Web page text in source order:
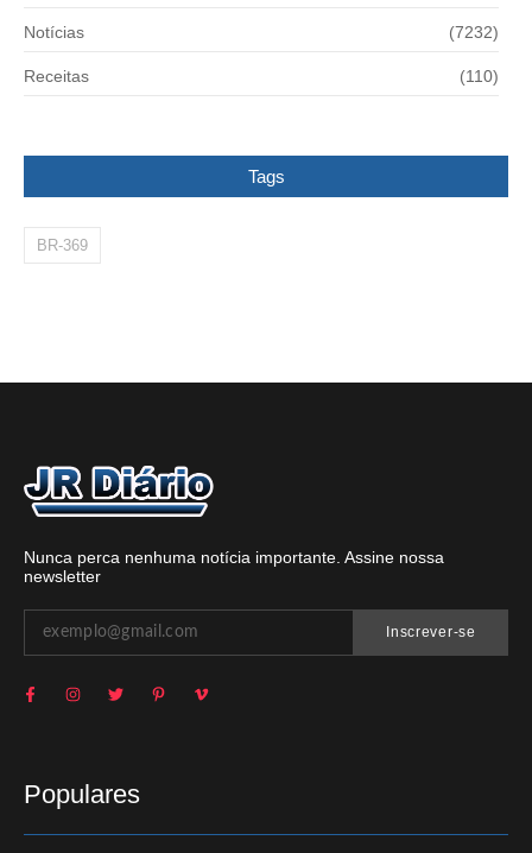
Notícias (7232)
Receitas (110)
Tags
BR-369
Nunca perca nenhuma notícia importante. Assine nossa
newsletter
Inscrever-se
Populares